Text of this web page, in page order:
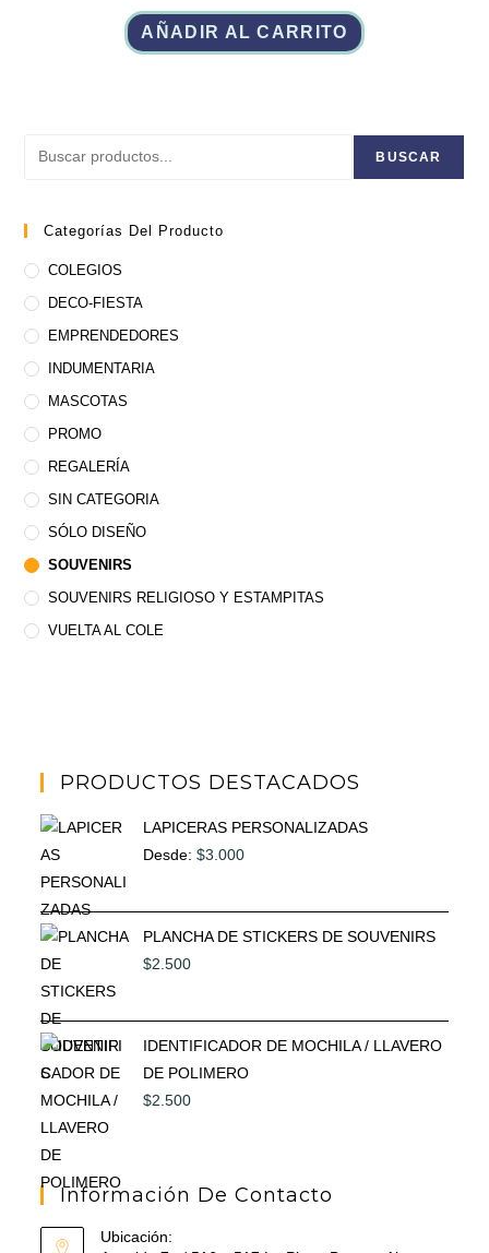
AÑADIR AL CARRITO
BUSCAR
Categorías Del Producto
COLEGIOS
DECO-FIESTA
EMPRENDEDORES
INDUMENTARIA
MASCOTAS
PROMO
REGALERÍA
SIN CATEGORIA
SÓLO DISEÑO
SOUVENIRS
SOUVENIRS RELIGIOSO Y ESTAMPITAS
VUELTA AL COLE
PRODUCTOS DESTACADOS
LAPICERAS PERSONALIZADAS
Desde:$3.000
PLANCHA DE STICKERS DE SOUVENIRS
$2.500
IDENTIFICADOR DE MOCHILA / LLAVERO
DE POLIMERO
$2.500
Información De Contacto
Ubicación: